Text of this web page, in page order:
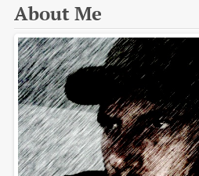
About Me